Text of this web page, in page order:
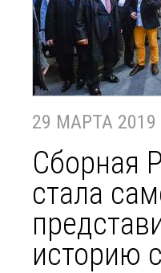
29 МАРТА 2019
Сборная
стала
историю